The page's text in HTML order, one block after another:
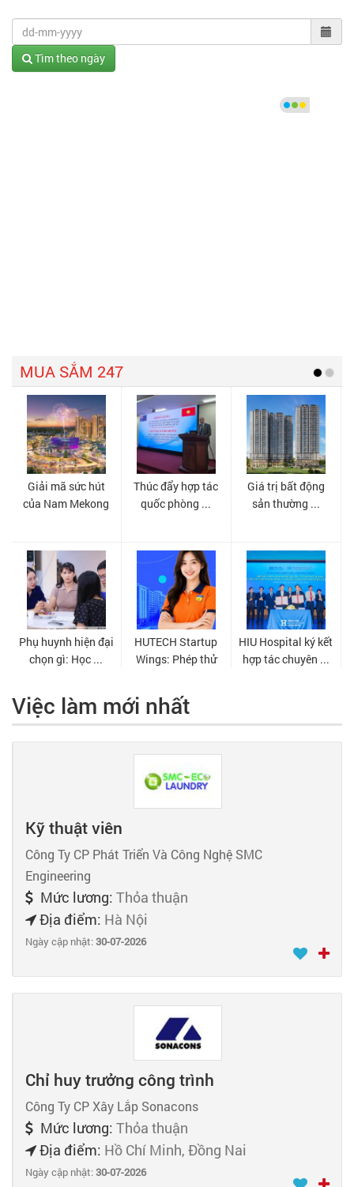
Tìm theo ngày
Việc làm mới nhất
Kỹ thuật viên
Công Ty CP Phát Triển Và Công Nghệ SMC
Engineering
Mức lương: Thỏa thuận
Địa điểm: Hà Nội
Ngày cập nhật:30-07-2026
Chỉ huy trưởng công trình
Công Ty CP Xây Lắp Sonacons
Mức lương: Thỏa thuận
Địa điểm: Hồ Chí Minh, Đồng Nai
Ngày cập nhật:30-07-2026